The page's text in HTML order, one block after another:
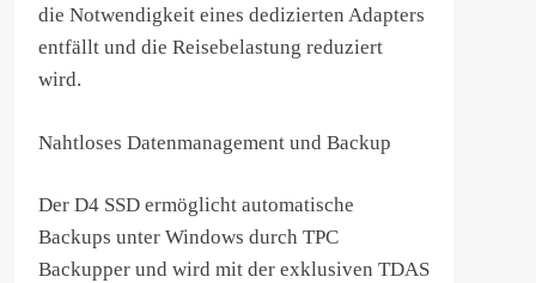
die Notwendigkeit eines dedizierten Adapters
entfällt und die Reisebelastung reduziert
wird.
Nahtloses Datenmanagement und Backup
Der D4 SSD ermöglicht automatische
Backups unter Windows durch TPC
Backupper und wird mit der exklusiven TDAS